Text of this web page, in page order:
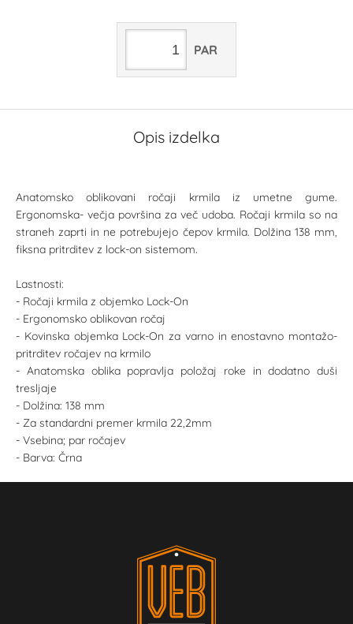
PAR
Opis izdelka
Anatomsko oblikovani ročaji krmila iz umetne gume.
Ergonomska- večja površina za več udoba. Ročaji krmila so na
straneh zaprti in ne potrebujejo čepov krmila. Dolžina 138 mm,
fiksna pritrditev z lock-on sistemom.
Lastnosti:
- Ročaji krmila z objemko Lock-On
- Ergonomsko oblikovan ročaj
- Kovinska objemka Lock-On za varno in enostavno montažo-
pritrditev ročajev na krmilo
- Anatomska oblika popravlja položaj roke in dodatno duši
tresljaje
- Dolžina: 138 mm
- Za standardni premer krmila 22,2mm
- Vsebina; par ročajev
- Barva: Črna